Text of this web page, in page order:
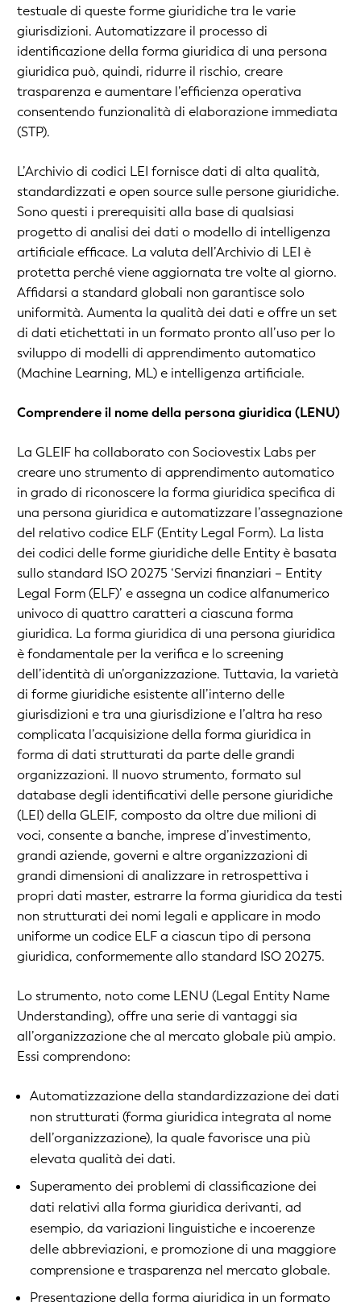
testuale di queste forme giuridiche tra le varie
giurisdizioni. Automatizzare il processo di
identificazione della forma giuridica di una persona
giuridica può, quindi, ridurre il rischio, creare
trasparenza e aumentare l’efficienza operativa
consentendo funzionalità di elaborazione immediata
(STP).
L’Archivio di codici LEI fornisce dati di alta qualità,
standardizzati e open source sulle persone giuridiche.
Sono questi i prerequisiti alla base di qualsiasi
progetto di analisi dei dati o modello di intelligenza
artificiale efficace. La valuta dell’Archivio di LEI è
protetta perché viene aggiornata tre volte al giorno.
Affidarsi a standard globali non garantisce solo
uniformità. Aumenta la qualità dei dati e offre un set
di dati etichettati in un formato pronto all’uso per lo
sviluppo di modelli di apprendimento automatico
(Machine Learning, ML) e intelligenza artificiale.
Comprendere il nome della persona giuridica (LENU)
La GLEIF ha collaborato con Sociovestix Labs per
creare uno strumento di apprendimento automatico
in grado di riconoscere la forma giuridica specifica di
una persona giuridica e automatizzare l’assegnazione
del relativo codice ELF (Entity Legal Form). La lista
dei codici delle forme giuridiche delle Entity è basata
sullo standard ISO 20275 ‘Servizi finanziari – Entity
Legal Form (ELF)’ e assegna un codice alfanumerico
univoco di quattro caratteri a ciascuna forma
giuridica. La forma giuridica di una persona giuridica
è fondamentale per la verifica e lo screening
dell’identità di un’organizzazione. Tuttavia, la varietà
di forme giuridiche esistente all’interno delle
giurisdizioni e tra una giurisdizione e l’altra ha reso
complicata l’acquisizione della forma giuridica in
forma di dati strutturati da parte delle grandi
organizzazioni. Il nuovo strumento, formato sul
database degli identificativi delle persone giuridiche
(LEI) della GLEIF, composto da oltre due milioni di
voci, consente a banche, imprese d’investimento,
grandi aziende, governi e altre organizzazioni di
grandi dimensioni di analizzare in retrospettiva i
propri dati master, estrarre la forma giuridica da testi
non strutturati dei nomi legali e applicare in modo
uniforme un codice ELF a ciascun tipo di persona
giuridica, conformemente allo standard ISO 20275.
Lo strumento, noto come LENU (Legal Entity Name
Understanding), offre una serie di vantaggi sia
all’organizzazione che al mercato globale più ampio.
Essi comprendono:
Automatizzazione della standardizzazione dei dati
non strutturati (forma giuridica integrata al nome
dell’organizzazione), la quale favorisce una più
elevata qualità dei dati.
Superamento dei problemi di classificazione dei
dati relativi alla forma giuridica derivanti, ad
esempio, da variazioni linguistiche e incoerenze
delle abbreviazioni, e promozione di una maggiore
comprensione e trasparenza nel mercato globale.
Presentazione della forma giuridica in un formato